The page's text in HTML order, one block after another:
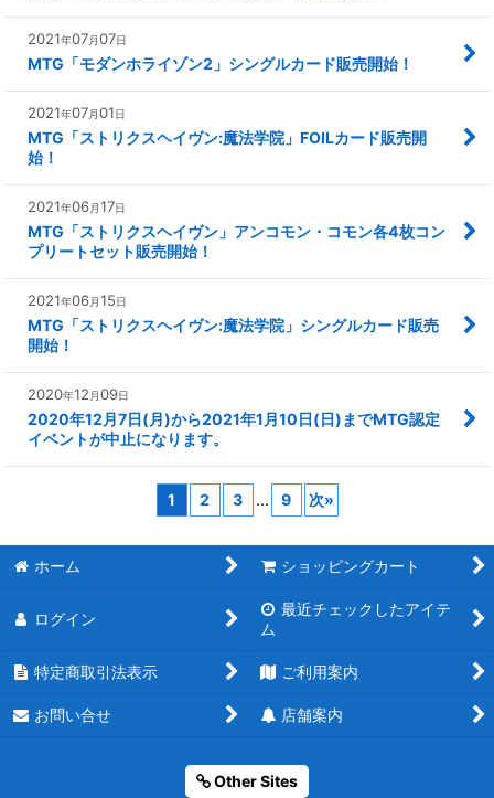
2021年07月07日
MTG「モダンホライゾン2」シングルカード販売開始！
2021年07月01日
MTG「ストリクスヘイヴン:魔法学院」FOILカード販売開
始！
2021年06月17日
MTG「ストリクスヘイヴン」アンコモン・コモン各4枚コン
プリートセット販売開始！
2021年06月15日
MTG「ストリクスヘイヴン:魔法学院」シングルカード販売
開始！
2020年12 月09日
2020年12月7日(月)から2021年1月10日(日)までMTG認定
イベントが中止になります。
1 2 3 ... 9 次»
ホーム ショッピングカート
ログイン
最近チェックしたアイテ
ム
特定商取引法表示 ご利用案内
お問い合せ 店舗案内
Other Sites